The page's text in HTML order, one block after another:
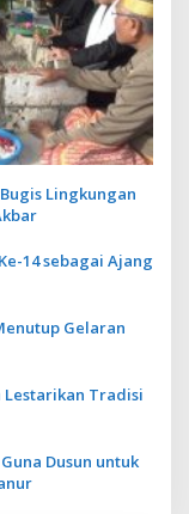
Lingkungan
14 sebagai Ajang
Gelaran
Lestarikan Tradisi
Dusun untuk